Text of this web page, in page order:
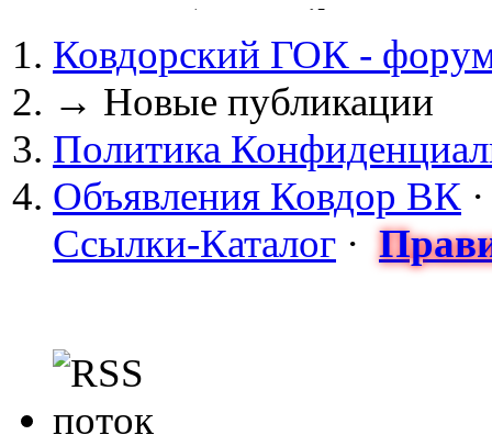
kovdor
(05 April 2017 -
пустили
Сизонов Андрей :
(04 March 2017 -
майдан?
cont.ws/
kovdor
Ковдорский ГОК -
→ Новые публикации
Политика
Объявления Ковдор ВК
Ссылки-Каталог ·